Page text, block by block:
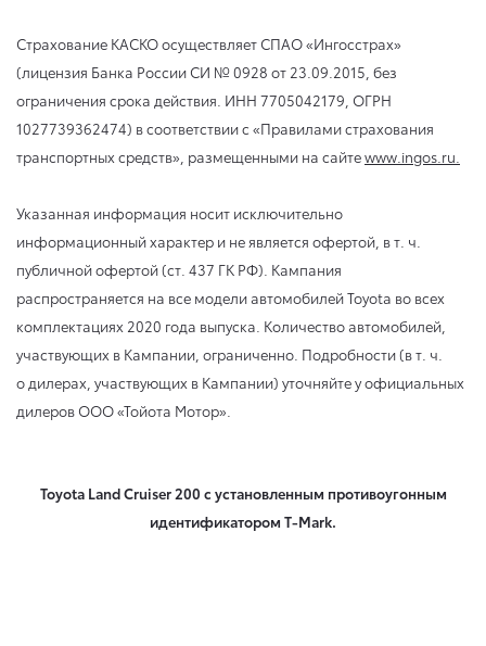
Страхование КАСКО осуществляет СПАО «Ингосстрах»
(лицензия Банка России CИ № 0928 от 23.09.2015, без
ограничения срока действия. ИНН 7705042179, ОГРН
1027739362474) в соответствии с «Правилами страхования
транспортных средств», размещенными на сайтеwww.ingos.ru.
Указанная информация носит исключительно
информационный характер и не является офертой, в т. ч.
публичной офертой (ст. 437 ГК РФ). Кампания
распространяется на все модели автомобилей Toyota во всех
комплектациях 2020 года выпуска. Количество автомобилей,
участвующих в Кампании, ограниченно. Подробности (в т. ч.
о дилерах, участвующих в Кампании) уточняйте у официальных
дилеров ООО «Тойота Мотор».
Toyota Land Cruiser 200 с установленным противоугонным
идентификатором T-Mark.